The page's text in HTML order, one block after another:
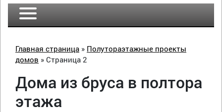
Главная страница » Полутораэтажные проекты
домов » Страница 2
Дома из бруса в полтора
этажа